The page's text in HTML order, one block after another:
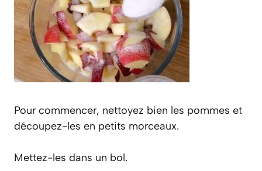
Pour commencer, nettoyez bien les pommes et
découpez-les en petits morceaux.
Mettez-les dans un bol.